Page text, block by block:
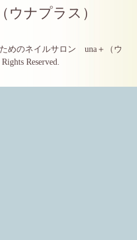
ナプラス）
めのネイルサロン una＋（ウ
Reserved.